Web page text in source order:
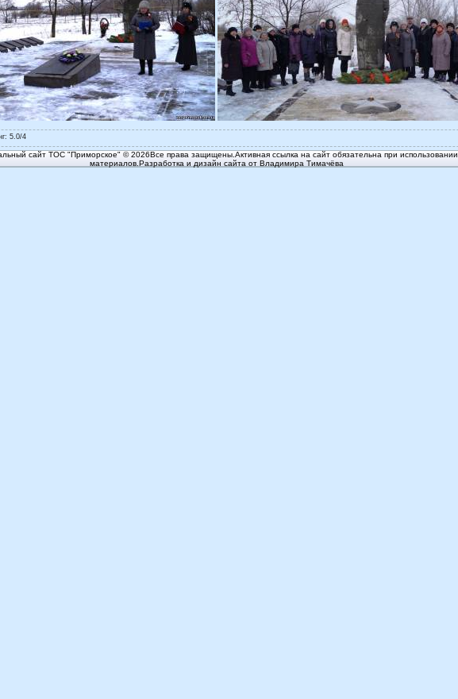
: 5.0/4
сайт ТОС "Приморское" © 2026Все права защищены.Активная ссылка на сайт обязательна при использовании
материалов.Разработка и дизайн сайта от Владимира Тимачёва